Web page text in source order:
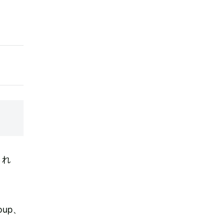
れ
、